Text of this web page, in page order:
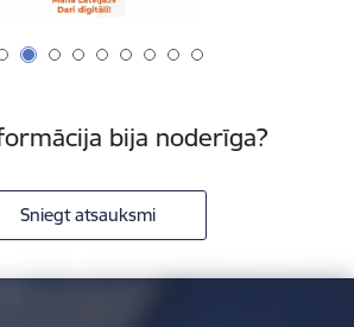
bija noderīga?
Sniegt atsauksmi